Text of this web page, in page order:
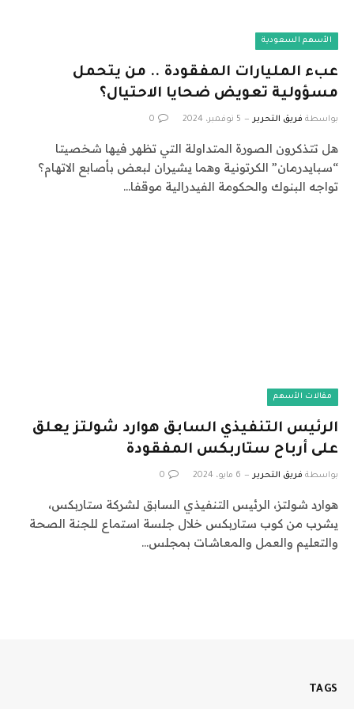
الأسهم السعودية
عبء المليارات المفقودة .. من يتحمل
مسؤولية تعويض ضحايا الاحتيال؟
بواسطة فريق التحرير 5 نوفمبر، 2024 0
هل تتذكرون الصورة المتداولة التي تظهر فيها شخصيتا
“سبايدرمان” الكرتونية وهما يشيران لبعض بأصابع الاتهام؟
تواجه البنوك والحكومة الفيدرالية موقفا…
مقالات الأسهم
الرئيس التنفيذي السابق هوارد شولتز يعلق
على أرباح ستاربكس المفقودة
بواسطة فريق التحرير 6 مايو، 2024 0
هوارد شولتز، الرئيس التنفيذي السابق لشركة ستاربكس،
يشرب من كوب ستاربكس خلال جلسة استماع للجنة الصحة
والتعليم والعمل والمعاشات بمجلس…
TAGS